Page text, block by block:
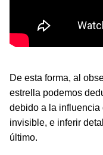
De esta forma, al
estrella podemos
debido a la influencia
invisible, e inferir
último.